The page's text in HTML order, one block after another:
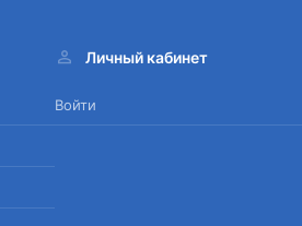
Личный кабинет
Войти